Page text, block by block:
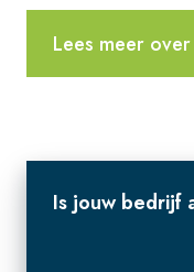
Lees meer
Is jouw bedrijf